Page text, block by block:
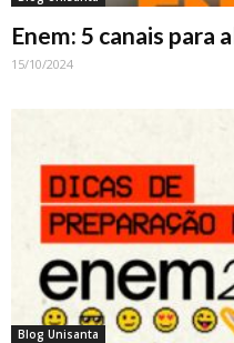
Enem: 5 canais para
15/10/2024
Blog Unisanta